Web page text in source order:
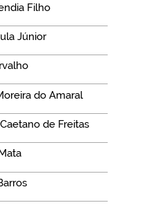
Filho
Júnior
do Amaral
de Freitas